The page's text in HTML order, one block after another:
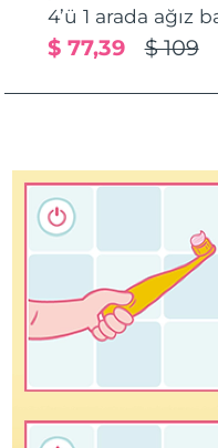
4’ü 1 arada ağız
$ 109
$ 77,39
Türkiye
Emirlikleri
Amerika Birleşik
Devletleri
Vietnam